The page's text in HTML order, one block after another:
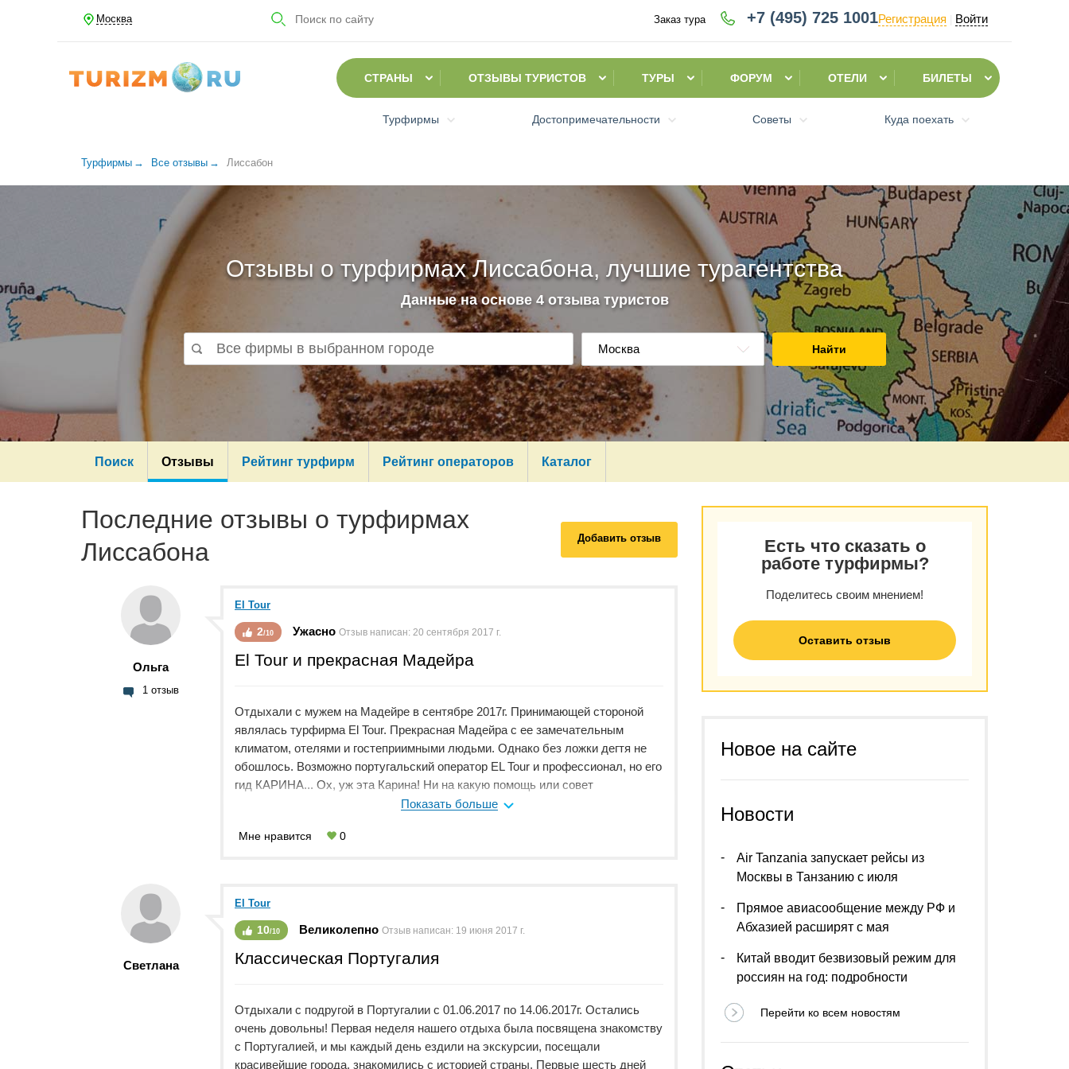
Москва Заказ тура +7 (495) 725 1001Регистрация Войти
СТРАНЫ ОТЗЫВЫ ТУРИСТОВ ТУРЫ ФОРУМ ОТЕЛИ БИЛЕТЫ
Турфирмы Достопримечательности Советы Куда поехать
Турфирмы Все отзывы Лиссабон
Отзывы о турфирмах Лиссабона, лучшие турагентства
Данные на основе 4 отзыва туристов
Москва Найти
Поиск Отзывы Рейтинг турфирм Рейтинг операторов Каталог
Последние отзывы о турфирмах
Лиссабона
Добавить отзыв
Ольга
1 отзыв
El Tour
2/10 Ужасно Отзыв написан: 20 сентября 2017 г.
El Tour и прекрасная Мадейра
Отдыхали с мужем на Мадейре в сентябре 2017г. Принимающей стороной
являлась турфирма El Tour. Прекрасная Мадейра с ее замечательным
климатом, отелями и гостеприимными людьми. Однако без ложки дегтя не
обошлось. Возможно португальский оператор EL Tour и профессионал, но его
гид КАРИНА... Ох, уж эта Карина! Ни на какую помощь или совет
рассчитывать не пришлось. А жаль. Так уж было предусмотрено программой
отпуска - в другом отеле. Так же программой был предусмотрен трансфер из
отпускное настроение и отношение к принимающей стороне El Tour. Мною
были оплачены услуги принимающей стороны, услуги гида, трансфера из
за что гид получает зарплату?
случай. Возможно, El Tour и замечательная компания, но из- за таких горе-
Карин все отношение к доброму имени туроператора подпорчено. И в
следующий раз с этим туроператором встретиться не хотелось бы.
Показать больше
Мне нравится 0
Светлана
El Tour
10/10 Великолепно Отзыв написан: 19 июня 2017 г.
Классическая Португалия
Отдыхали с подругой в Португалии с 01.06.2017 по 14.06.2017г. Остались
очень довольны! Первая неделя нашего отдыха была посвящена знакомству
с Португалией, и мы каждый день ездили на экскурсии, посещали
красивейшие города, знакомились с историей страны. Первые шесть дней
Есть что сказать о
работе турфирмы?
Поделитесь своим мнением!
Оставить отзыв
Новое на сайте
Новости
Air Tanzania запускает рейсы из
Москвы в Танзанию с июля
Прямое авиасообщение между РФ и
Абхазией расширят с мая
Китай вводит безвизовый режим для
россиян на год: подробности
Перейти ко всем новостям